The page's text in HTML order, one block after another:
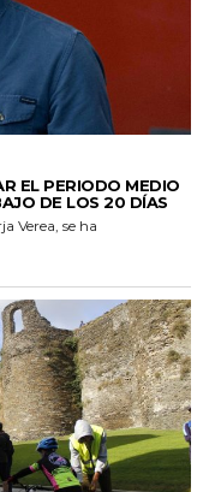
EL PERIODO MEDIO
DE LOS 20 DÍAS
Verea, se ha